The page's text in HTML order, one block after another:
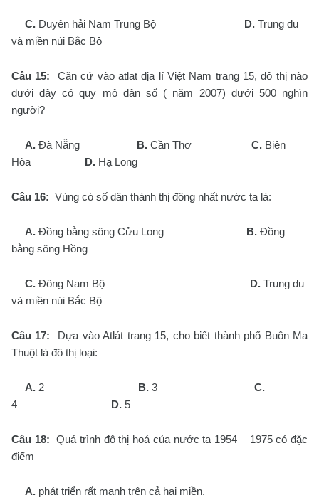
C. Duyên hải Nam Trung Bộ D. Trung du
và miền núi Bắc Bộ
Câu 15: Căn cứ vào atlat địa lí Việt Nam trang 15, đô thị nào
dưới đây có quy mô dân số ( năm 2007) dưới 500 nghìn
người?
A. Đà Nẵng B. Cần Thơ C. Biên
Hòa
D. Hạ Long
Câu 16: Vùng có số dân thành thị đông nhất nước ta là:
A. Đồng bằng sông Cửu Long B. Đồng
bằng sông Hồng
C. Đông Nam Bộ D. Trung du
và miền núi Bắc Bộ
Câu 17: Dựa vào Atlát trang 15, cho biết thành phố Buôn Ma
Thuột là đô thị loại:
A. 2 B. 3
C.
4
D. 5
Câu 18: Quá trình đô thị hoá của nước ta 1954 – 1975 có đặc
điểm
A. phát triển rất mạnh trên cả hai miền.